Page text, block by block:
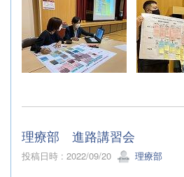
理療部 進路講習会
投稿日時 : 2022/09/20 理療部